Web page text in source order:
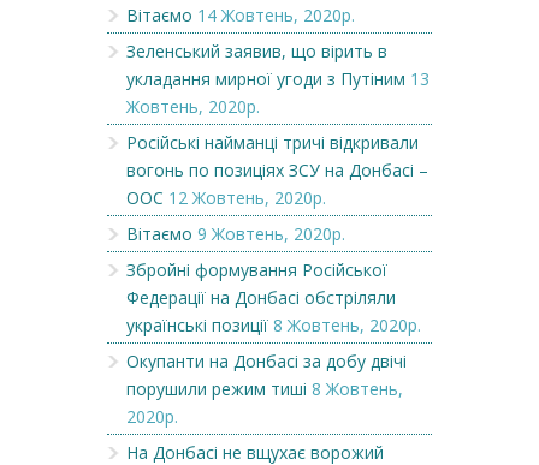
Вітаємо 14 Жовтень, 2020р.
Зеленський заявив, що вірить в
укладання мирної угоди з Путіним 13
Жовтень, 2020р.
Російські найманці тричі відкривали
вогонь по позиціях ЗСУ на Донбасі –
ООС 12 Жовтень, 2020р.
Вітаємо 9 Жовтень, 2020р.
Збройні формування Російської
Федерації на Донбасі обстріляли
українські позиції 8 Жовтень, 2020р.
Окупанти на Донбасі за добу двічі
порушили режим тиші 8 Жовтень,
2020р.
На Донбасі не вщухає ворожий